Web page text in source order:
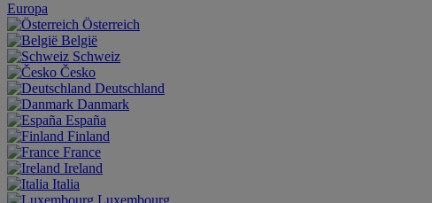
Europa
Österreich
België
Schweiz
Česko
Deutschland
Danmark
España
Finland
France
Ireland
Italia
Luxembourg